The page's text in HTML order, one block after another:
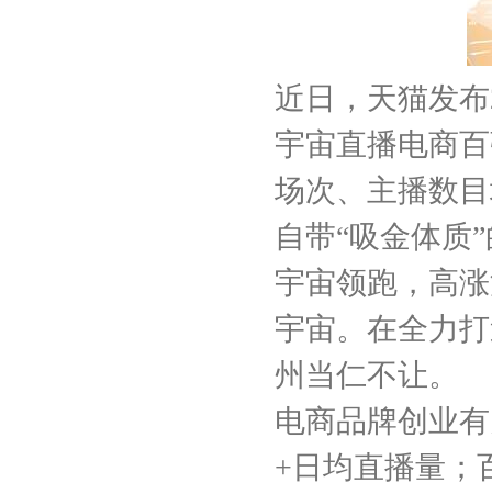
近日，天猫发
宇宙直播电商
场次、主播数
自带“吸金体质
宇宙领跑，高
宇宙。在全力
州当仁不让。
电商品牌创业
+日均直播量；